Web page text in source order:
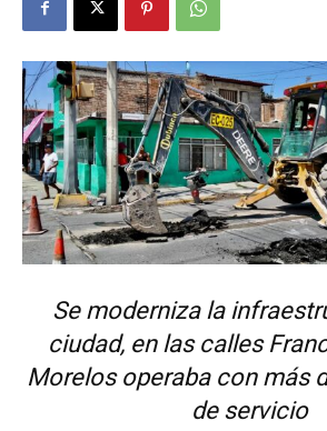
Se moderniza la
ciudad, en las calles
Morelos operaba con más
de servicio